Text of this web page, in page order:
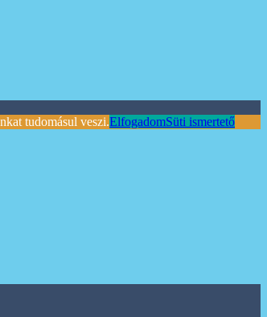
tudomásul veszi.ElfogadomSüti ismertető